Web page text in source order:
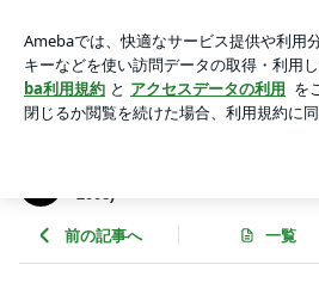
セ：キングリモのブログ (since2008)
アプリをダウンロードして ブログの更新
ょう。
2008)
前の記事へ 一覧